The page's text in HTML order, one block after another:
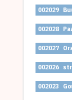
002029
002028
002027
002026
002023